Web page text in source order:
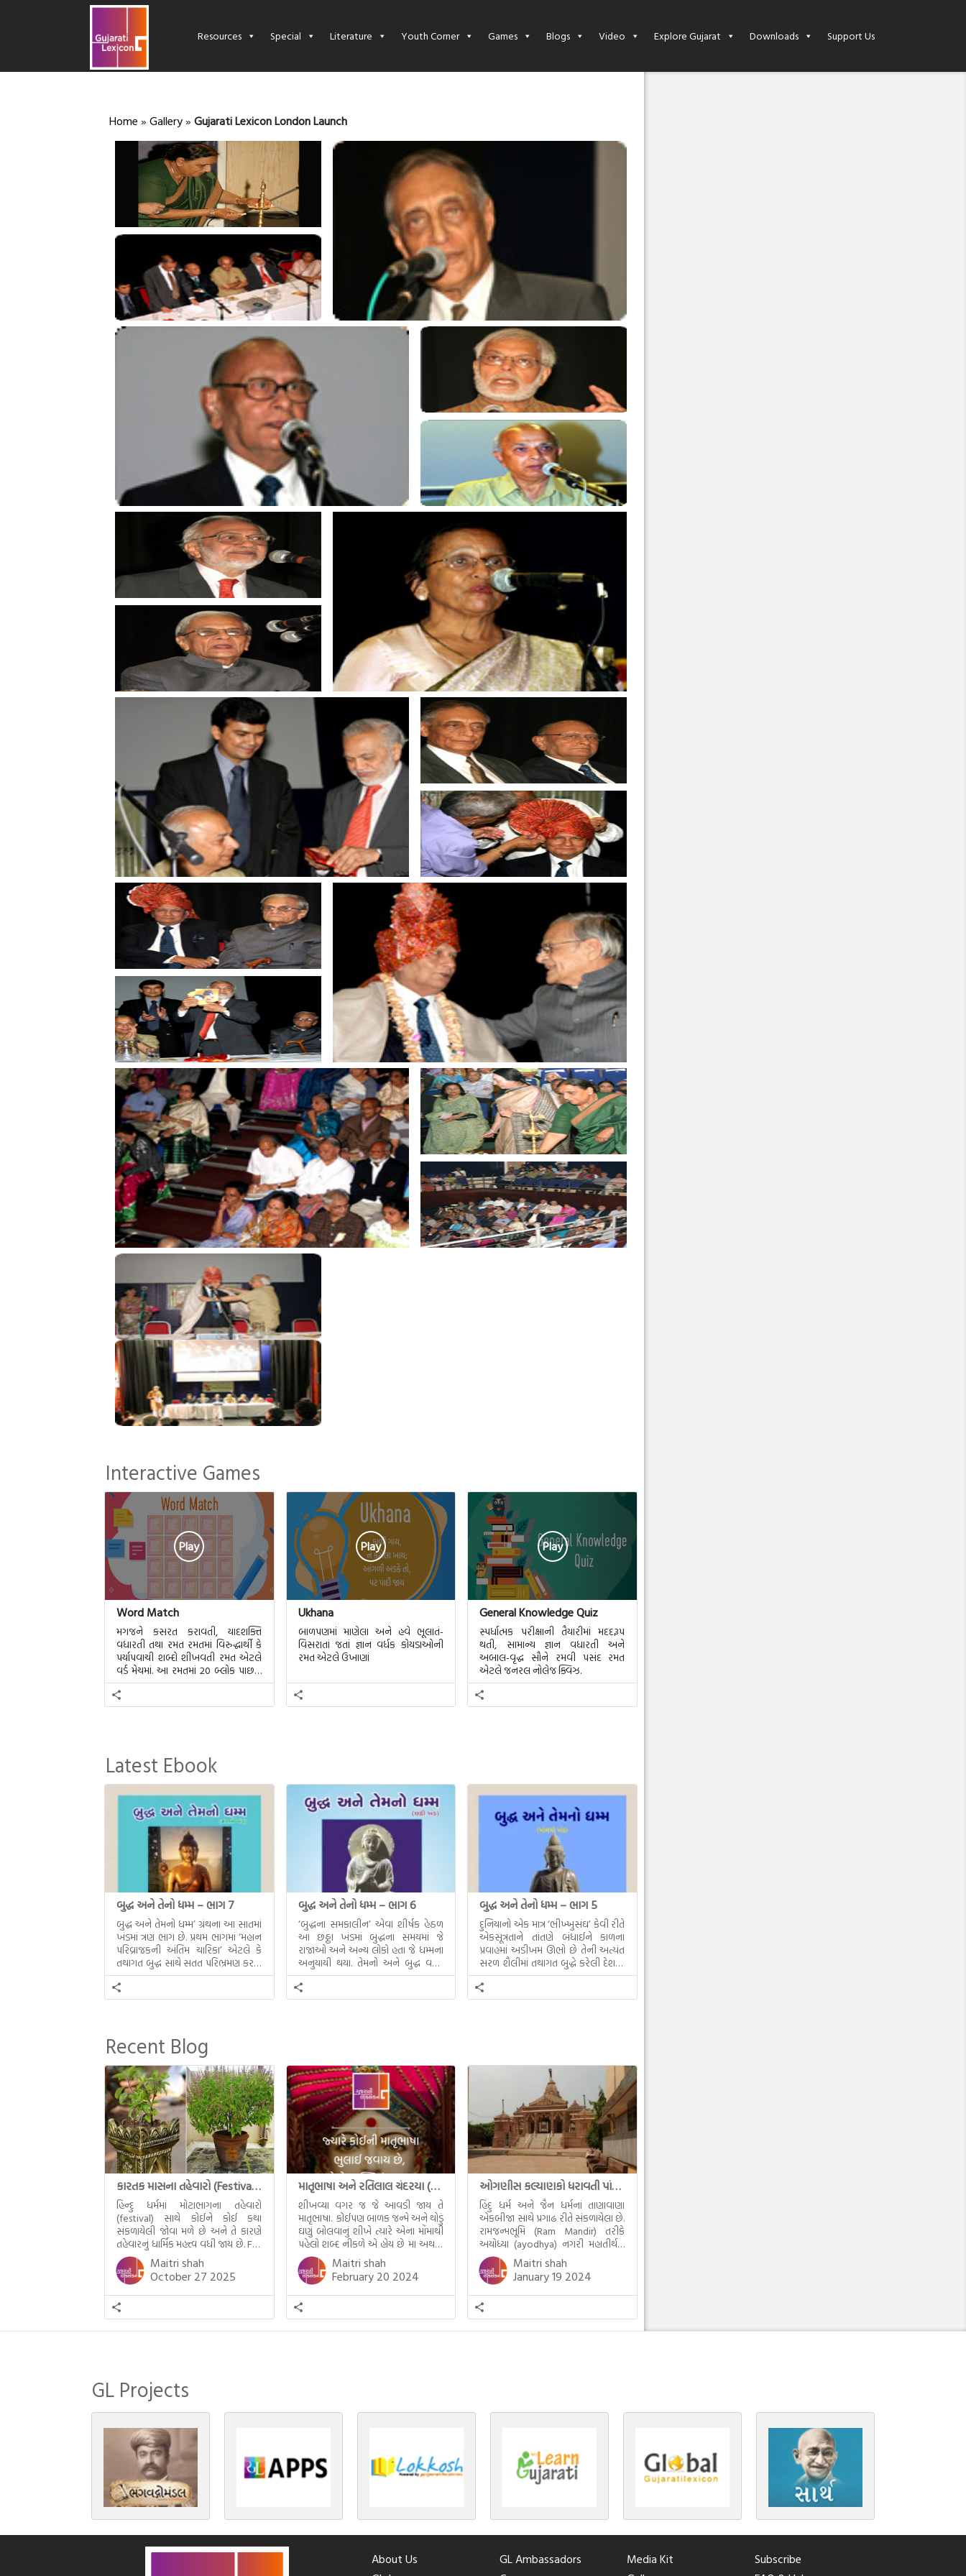
Resources Special Literature Youth Corner Games Blogs Video Explore Gujarat Downloads Support Us
Home » Gallery» Gujarati Lexicon London Launch
Interactive Games
Play
Word Match
મગજને કસરત કરાવતી, યાદશક્તિ
વધારતી તથા રમત રમતમાં વિરુદ્ધાર્થી કે
પર્યાપવાચી શબ્દો શીખવતી રમત એટલે
વર્ડ મેચમાં. આ રમતમાં 20 બ્લોક પાછળ
20 શબ્દો છુપાયેલા હશે.
Play
Ukhana
બાળપણમાં માણેલા અને હવે ભૂલાતં-
વિસરાતાં જતાં જ્ઞાન વર્ધક કોયડાઓની
રમત એટલે ઉખાણાં
Play
General Knowledge Quiz
સ્પર્ધાત્મક પરીક્ષાની તૈયારીમાં મદદરૂપ
થતી, સામાન્ય જ્ઞાન વધારતી અને
અબાલ-વૃદ્ધ સૌને રમવી પસંદ રમત
એટલે જનરલ નોલેજ ક્વિઝ.
Latest Ebook
બુદ્ધ અને તેનો ધમ્મ – ભાગ 7
બુદ્ધ અને તેમનો ધમ્મ’ ગ્રંથના આ સાતમાં
ખંડમાં ત્રણ ભાગ છે. પ્રથમ ભાગમાં ‘મહાન
પરિવ્રાજકની અંતિમ ચારિકા’ એટલે કે
તથાગત બુદ્ધ સાથે સતત પરિભ્રમણ કરતા
સહચારીઓ સાથે ફરી એકવારની
મુલાકાત, બીજા ભાગમાં તથાગતે
વૈશાલીથી વિદાય લીધી તે અને ત્રીજા
દૃશ્યો અંકિત થયાં છે. ટૂંકમાં બુદ્ધનાં
જીવનના અંતિમ દિવસોની યાત્રાનો
પરિપાક જોવા મળે […]
બુદ્ધ અને તેનો ધમ્મ – ભાગ 6
‘બુદ્ધના સમકાલીન’ એવા શીર્ષક હેઠળ
આ છઠ્ઠા ખંડમાં બુદ્ધના સમયમાં જે
રાજાઓ અને અન્ય લોકો હતા જે ધમ્મના
અનુયાયી થયા. તેમનો અને બુદ્ધ વચ્ચે
થયેલો સત્સંગ વીશે જાણકારી મળે છે.
બુદ્ધ અને તેનો ધમ્મ – ભાગ 5
દુનિયાનો એક માત્ર ‘ભીખ્ખુસંઘ’ કેવી રીતે
એકસૂત્રતાને તાંતણે બંધાઈને કાળના
પ્રવાહમાં અડીખમ ઊભો છે તેની અત્યંત
સરળ શૈલીમાં તથાગત બુદ્ધે કરેલી દેશના
સમાવતો મૂલ્યવાન ગ્રંથ એટલે બુદ્ધ અને
તેનો ધમ્મ.
Recent Blog
કારતક માસના તહેવારો (Festival of Kartik)
હિન્દુ ધર્મમાં મોટાભાગના તહેવારો
(festival) સાથે કોઈને કોઈ કથા
સંકળાયેલી જોવા મળે છે અને તે કારણે
તહેવારનું ધાર્મિક મહત્ત્વ વધી જાય છે. For
example, હાલમાં જ પ્રકાશનો તહેવાર
દિવાળી(diwali)ની ઉજવણી થઈ. પરંતુ
અષાઢ મહિનામાં આવતી દેવપોઢી
અગિયારસથી લઈને કારતિક સુદ
અગિયારસના રોજ આવતી દેવ ઊઠી
અગિયારસ વચ્ચે મોટેભાગે યજ્ઞોપવીત
સંસ્કાર, લગ્ન, દીક્ષાગ્રહણ, યજ્ઞ, ગૃહપ્રવેશ
Maitri shah
October 27 2025
માતૃભાષા અને રતિલાલ ચંદરયા (Ratilal Chandaria)
શીખવ્યા વગર જ જે આવડી જાય તે
માતૃભાષા. કોઈપણ બાળક જન્મે અને થોડું
ઘણું બોલવાનું શીખે ત્યારે એના મોંમાથી
પહેલો શબ્દ નીકળે એ હોય છે મા અથવા
મમ એટલે કે ખાવાનું. વળી આપણે
બાળકને સૂવડાવવા માટે જે ગીત કે
હાલરડાં ગાઈએ છીએ તે પણ આપણે
ગુજરાતીમાં જ ગાઈએ છીએ અંગ્રેજી ગીતો
નથી ગાતા. આમ બાળકને […]
Maitri shah
February 20 2024
ઓગણીસ કલ્યાણકો ધરાવતી પાંચ તીર્થંકરોની પરમ પાવન જન્મભૂમિ – અયોધ્યા (Ayodhya)
હિંદુ ધર્મ અને જૈન ધર્મનાં તાણાવાણા
એકબીજા સાથે પ્રગાઢ રીતે સંકળાયેલા છે.
રામજન્મભૂમિ (Ram Mandir) તરીકે
અયોધ્યા (ayodhya) નગરી મહાતીર્થનું
ગૌરવ પામી છે, તો એ જ રીતે જૈન ધર્મના
ચોવીસ તીર્થંકરોમાંથી પાંચ-પાંચ
તીર્થંકરોનો જન્મ આ અયોધ્યાની પાવન
ભૂમિ પર થયો છે. જૈન ધર્મમાં ચોવીસ
તીર્થંકરોમાંથી પાંચ-પાંચ તીર્થંકરોનાં
કલ્યાણકો અહીં આવ્યાં છે. દરેક
તીર્થંકરના જીવનની ચ્યવન(માતાના […]
Maitri shah
January 19 2024
GL Projects
About Us
GL Ambassadors
Media Kit
Subscribe